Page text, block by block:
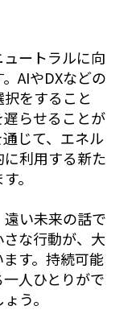
ートラルに向
AIやDXなどの
をすること
らせることが
じて、エネル
利用する新た
。
い未来の話で
な行動が、大
す。持続可能
人ひとりがで
う。